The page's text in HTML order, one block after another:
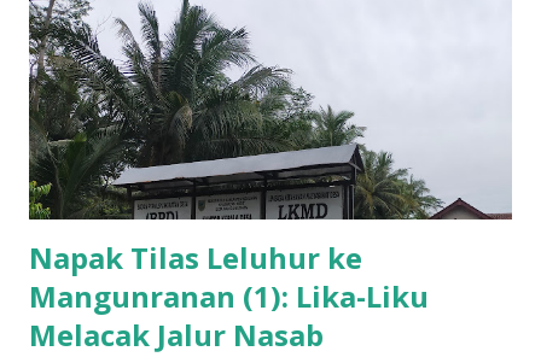
adalah kondisi di mana seseorang sudah mencapai usia
dewasa secara biologis. Titik tekan dalam fikih ini adalah
kedewasaan secara biologis yang lazimnya ditandai dengan
berfungsinya organ reproduksi secara sempurna.
Kesempurnaan ini bisa dilihat dari beberapa tanda fisik dan
psikis. Bagi perempuan, ovarium sudah bisa memproduksi
sel tel...
Napak Tilas Leluhur ke
Mangunranan (1): Lika-Liku
Melacak Jalur Nasab